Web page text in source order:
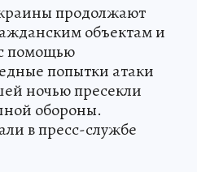
продолжают
объектам и
помощью
попытки атаки
ночью пресекли
обороны.
в пресс-службе